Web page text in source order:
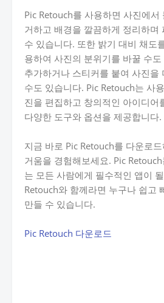
Pic Retouch를 사용하면 사진에서
거하고 배경을 깔끔하게 정리하며
수 있습니다. 또한 밝기 대비 채도
용하여 사진의 분위기를 바꿀 수
추가하거나 스티커를 붙여 사진을
수도 있습니다. Pic Retouch는 사
진을 편집하고 창의적인 아이디어
다양한 도구와 옵션을 제공합니다.
지금 바로 Pic Retouch를 다운로
거움을 경험해보세요. Pic
는 모든 사람에게 필수적인 앱이
Retouch와 함께라면 누구나 쉽고
만들 수 있습니다.
Pic Retouch 다운로드